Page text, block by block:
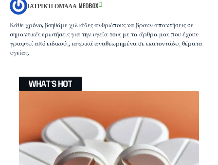
ΙΑΤΡΙΚΉ ΟΜΆΔΑ MEDBOX
Κάθε χρόνο, βοηθάμε χιλιάδες ανθρώπους να βρουν απαντήσεις σε
σημαντικές ερωτήσεις για την υγεία τους με τα άρθρα μας που έχουν
γραφτεί από ειδικούς, ιατρικά αναθεωρημένα σε εκατοντάδες θέματα
υγείας.
WHAT'S HOT